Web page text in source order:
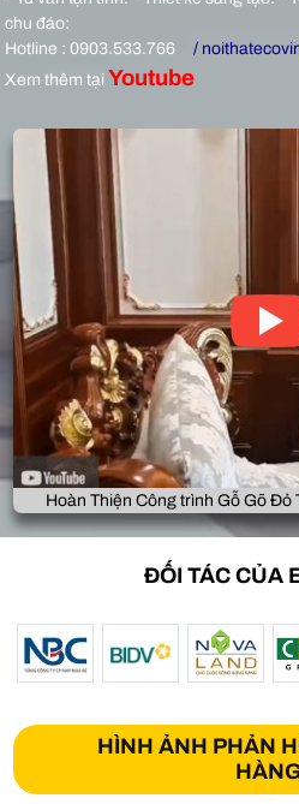
chu đáo:
Hotline : 0903.533.766
/
Xem thêm tại Youtube
Hoàn Thiện Công trình Gỗ Gõ Đỏ
Giang
ĐỐI TÁC CỦA
HÌNH ẢNH PHẢN